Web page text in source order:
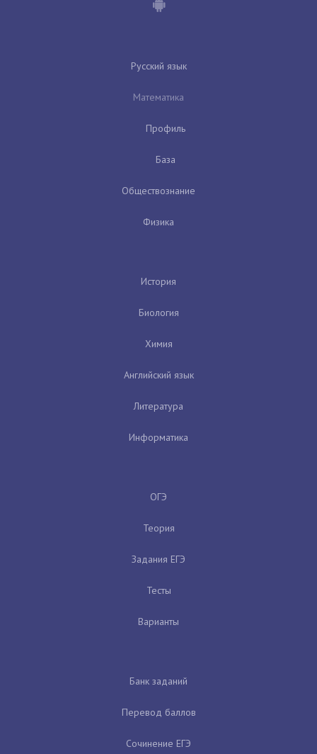
Русский язык
Математика
Профиль
База
Обществознание
Физика
История
Биология
Химия
Английский язык
Литература
Информатика
ОГЭ
Теория
Задания ЕГЭ
Тесты
Варианты
Банк заданий
Перевод баллов
Сочинение ЕГЭ